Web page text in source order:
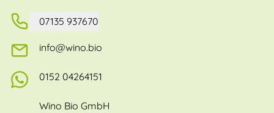
07135 937670
info@wino.bio
0152 04264151
Wino Bio GmbH